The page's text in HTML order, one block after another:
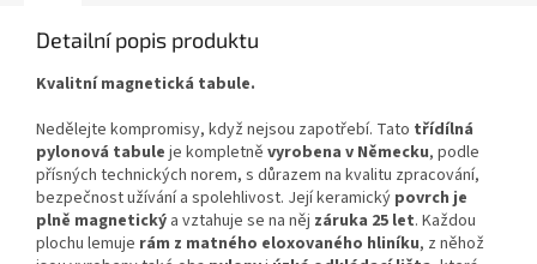
Detailní popis produktu
Kvalitní magnetická tabule.
Nedělejte kompromisy, když nejsou zapotřebí. Tato třídílná
pylonová tabule je kompletně vyrobena v Německu, podle
přísných technických norem, s důrazem na kvalitu zpracování,
bezpečnost užívání a spolehlivost. Její keramický povrch je
plně magnetický a vztahuje se na něj záruka 25 let. Každou
plochu lemuje rám z matného eloxovaného hliníku, z něhož